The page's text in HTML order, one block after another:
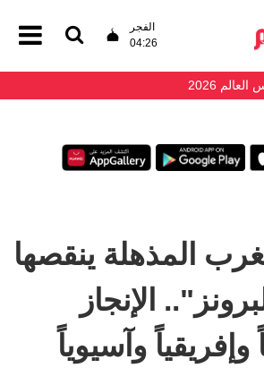
الفجر
04:26
2026
المذهلة ينقصها
الإنجاز
وإفريقياً وآسيوياً